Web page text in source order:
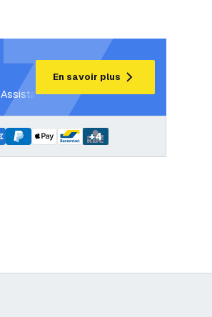
Assistance projet et plans d’éclairage
En savoir plus
+4